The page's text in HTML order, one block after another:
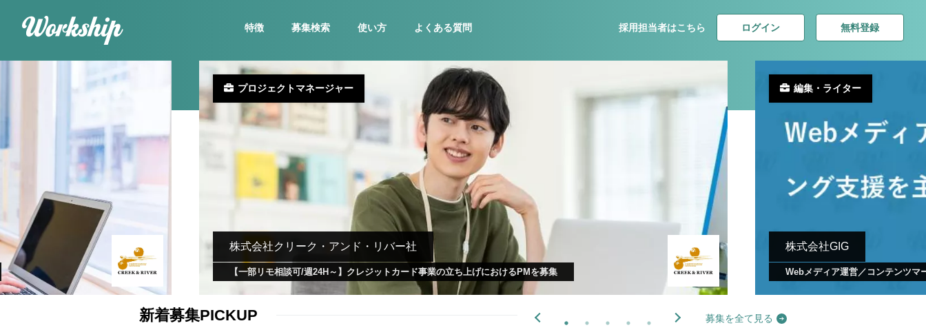
特徴 募集検索 使い方 よくある質問 採用担当者はこちら ログイン 無料登録
新着募集PICKUP 募集を全て見る
株式会社クリーク・アンド・リバー社
【一部リモ相談可/週24H～】クレジットカード事業の立ち上げにおけるPMを募集
プロジェクトマネージャー
株式会社GIG
Webメディア運営／コンテンツマ
編集・ライター